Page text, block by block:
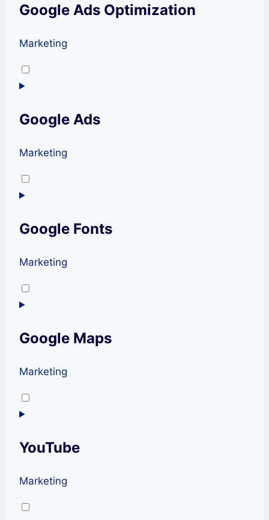
tiktok
Google Ads Optimization
Marketing
Consent
to
google-
optimization
Google Ads
Marketing
Consent
to
google-
Google Fonts
Marketing
Consent
to
google-
Google Maps
Marketing
Consent
to
google-
YouTube
Marketing
Consent